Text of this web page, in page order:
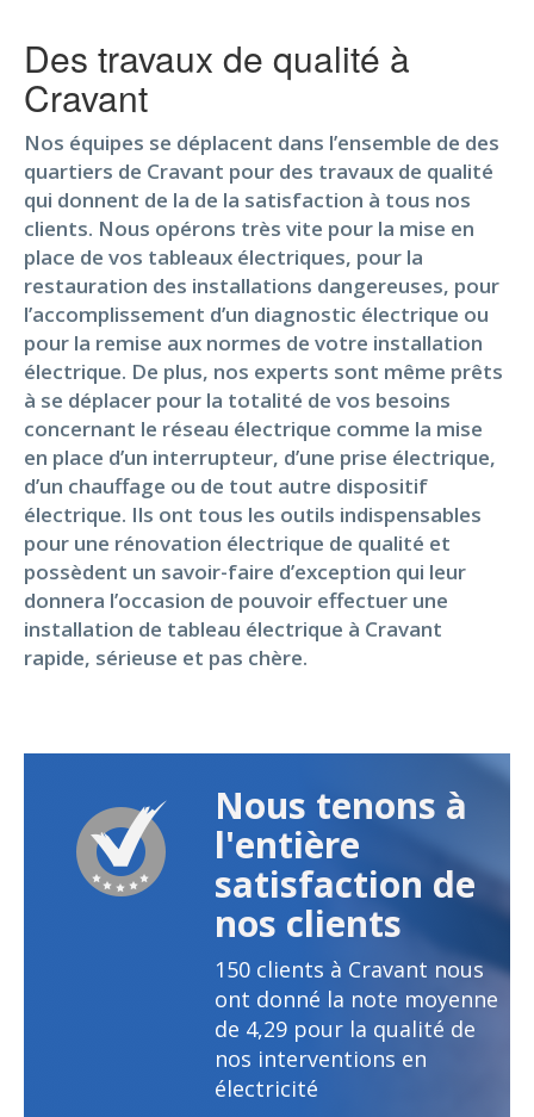
Des travaux de qualité à
Cravant
Nos équipes se déplacent dans l’ensemble de des
quartiers de Cravant pour des travaux de qualité
qui donnent de la de la satisfaction à tous nos
clients. Nous opérons très vite pour la mise en
place de vos tableaux électriques, pour la
restauration des installations dangereuses, pour
l’accomplissement d’un diagnostic électrique ou
pour la remise aux normes de votre installation
électrique. De plus, nos experts sont même prêts
à se déplacer pour la totalité de vos besoins
concernant le réseau électrique comme la mise
en place d’un interrupteur, d’une prise électrique,
d’un chauffage ou de tout autre dispositif
électrique. Ils ont tous les outils indispensables
pour une rénovation électrique de qualité et
possèdent un savoir-faire d’exception qui leur
donnera l’occasion de pouvoir effectuer une
installation de tableau électrique à Cravant
rapide, sérieuse et pas chère.
Nous tenons à
l'entière
satisfaction de
nos clients
150 clients à Cravant nous
ont donné la note moyenne
de 4,29 pour la qualité de
nos interventions en
électricité